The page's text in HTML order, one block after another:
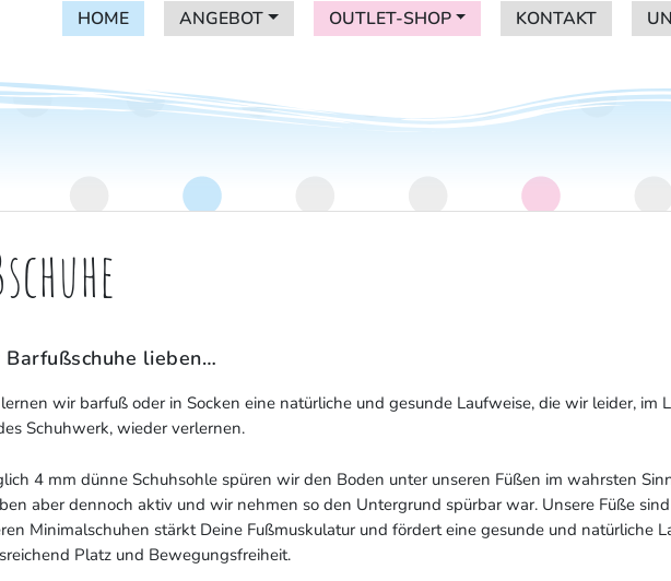
HOME ANGEBOT OUTLET-SHOP KONTAKT
HOME ANGEBOT OUTLET-SHOP KONTAKT
lieben…
wir barfuß oder in Socken eine natürliche und gesunde Laufweise, die wir leider, im
Schuhwerk, wieder verlernen.
4 mm dünne Schuhsohle spüren wir den Boden unter unseren Füßen im wahrsten
aber dennoch aktiv und wir nehmen so den Untergrund spürbar war. Unsere Füße
Minimalschuhen stärkt Deine Fußmuskulatur und fördert eine gesunde und natürliche
Platz und Bewegungsfreiheit.